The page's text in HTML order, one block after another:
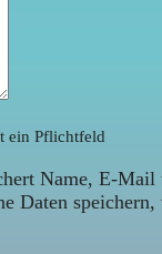
ein Pflichtfeld
Name, E-
Daten